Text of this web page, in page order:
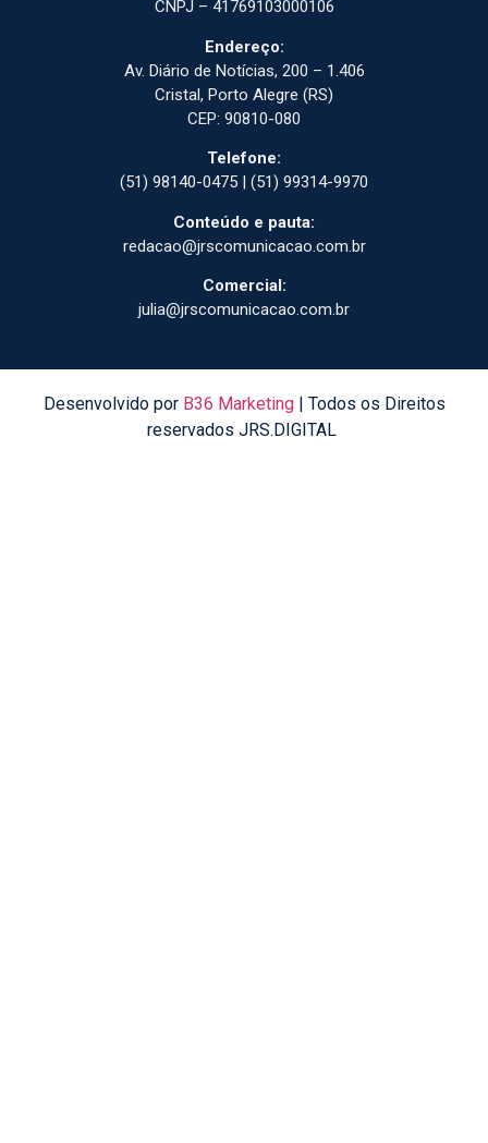
CNPJ – 41769103000106
Endereço:
Av. Diário de Notícias, 200 – 1.406
Cristal, Porto Alegre (RS)
CEP: 90810-080
Telefone:
(51) 98140-0475 | (51) 99314-9970
Conteúdo e pauta:
redacao@jrscomunicacao.com.br
Comercial:
julia@jrscomunicacao.com.br
Desenvolvido por B36 Marketing| Todos os Direitos
reservados JRS.DIGITAL